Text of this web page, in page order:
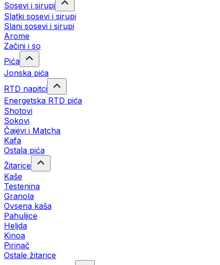
Sosevi i sirupi
Slatki sosevi i sirupi
Slani sosevi i sirupi
Arome
Začini i so
Pića
Jonska pića
RTD napitci
Energetska RTD pića
Shotovi
Sokovi
Čajevi i Matcha
Kafa
Ostala pića
Žitarice
Kaše
Testenina
Granola
Ovsena kaša
Pahuljice
Heljda
Kinoa
Pirinač
Ostale žitarice